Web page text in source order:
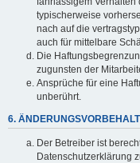
typischerweise
nach auf die
auch für mittelbare
Die
zugunsten der
Ansprüche für eine
unberührt.
6. ÄNDERUNGSVORBEHALT
Der Betreiber ist
Datenschutzerklärung